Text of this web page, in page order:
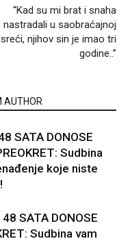
“Kad su mi brat i snaha
nastradali u saobraćajnoj
njihov sin je imao tri
godine..”
AUTHOR
SATA DONOSE
Sudbina
koje niste
SATA DONOSE
Sudbina vam